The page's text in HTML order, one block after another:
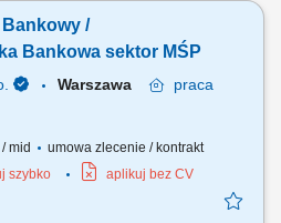
Sprzedaż produktów
Operacyjna obsługa
/
Bankowa sektor MŚP
Warszawa
praca
mid
umowa zlecenie / kontrakt
szybko aplikuj bez CV